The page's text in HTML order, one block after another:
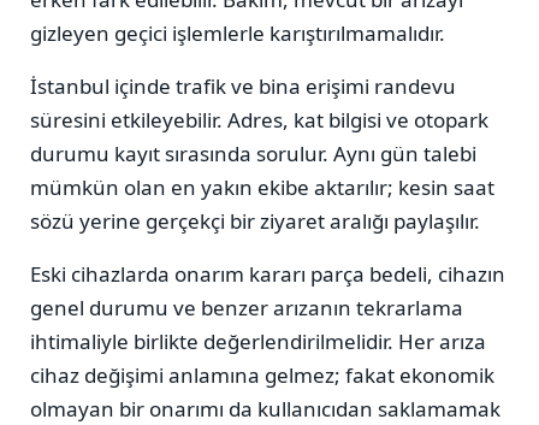
gizleyen geçici işlemlerle karıştırılmamalıdır.
İstanbul içinde trafik ve bina erişimi randevu
süresini etkileyebilir. Adres, kat bilgisi ve otopark
durumu kayıt sırasında sorulur. Aynı gün talebi
mümkün olan en yakın ekibe aktarılır; kesin saat
sözü yerine gerçekçi bir ziyaret aralığı paylaşılır.
Eski cihazlarda onarım kararı parça bedeli, cihazın
genel durumu ve benzer arızanın tekrarlama
ihtimaliyle birlikte değerlendirilmelidir. Her arıza
cihaz değişimi anlamına gelmez; fakat ekonomik
olmayan bir onarımı da kullanıcıdan saklamamak